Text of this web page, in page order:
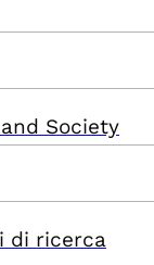
Society
di ricerca